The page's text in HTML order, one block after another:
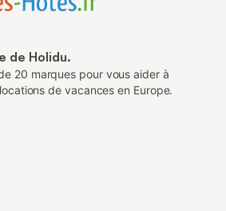
de Holidu.
20 marques pour vous aider à
de vacances en Europe.